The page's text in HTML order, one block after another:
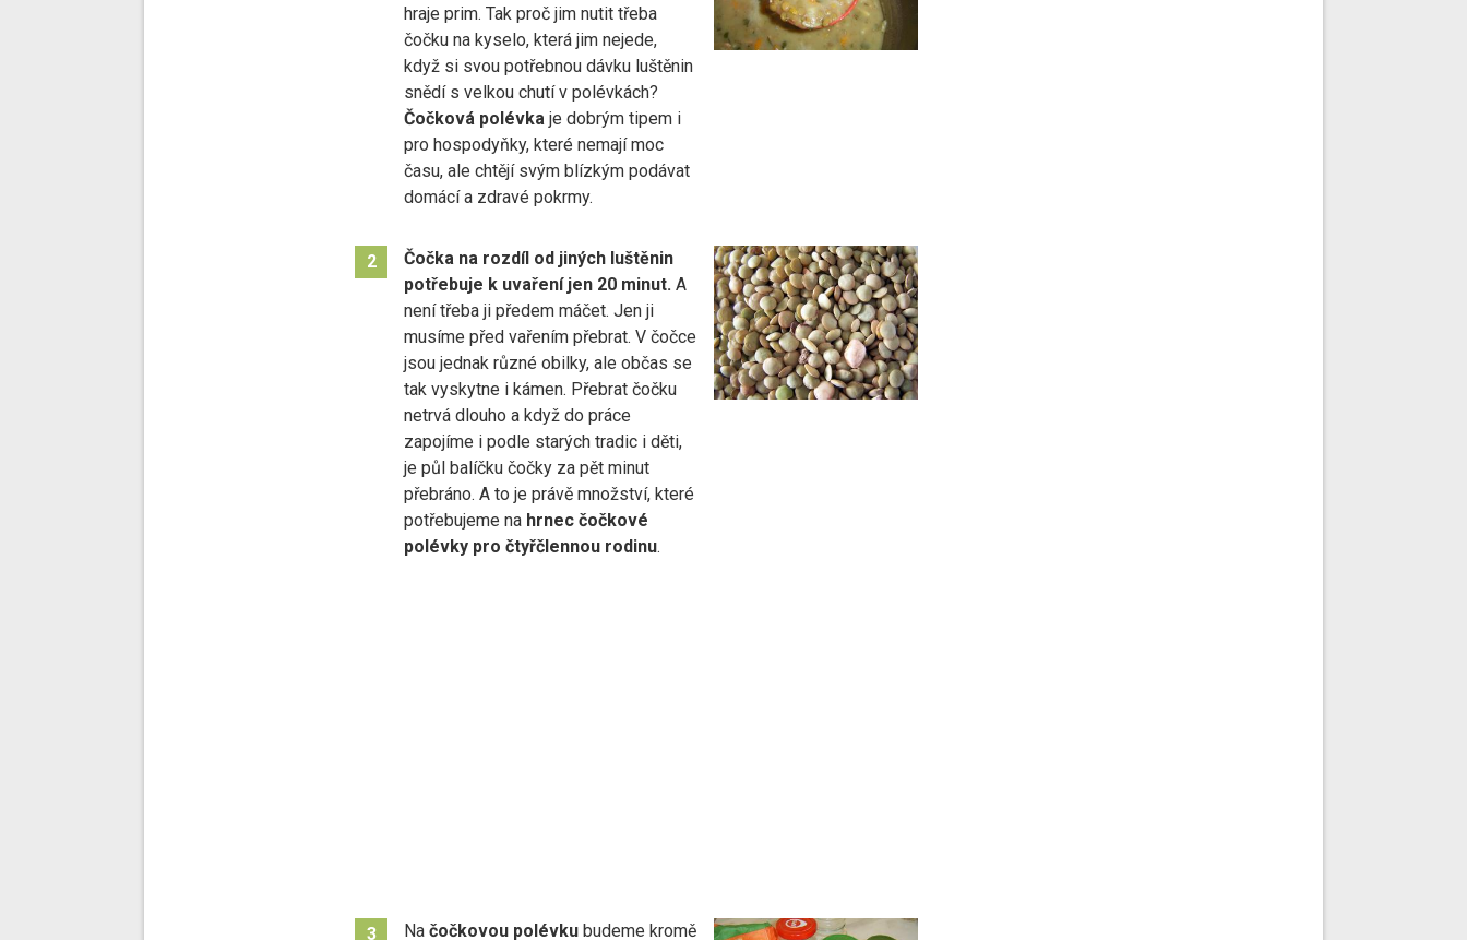
hraje prim. Tak proč jim nutit třeba
čočku na kyselo, která jim nejede,
když si svou potřebnou dávku luštěnin
snědí s velkou chutí v polévkách?
Čočková polévkaje dobrým tipem i
pro hospodyňky, které nemají moc
času, ale chtějí svým blízkým podávat
domácí a zdravé pokrmy.
2
Čočka na rozdíl od jiných luštěnin
potřebuje k uvaření jen 20 minut.A
není třeba ji předem máčet. Jen ji
musíme před vařením přebrat. V čočce
jsou jednak různé obilky, ale občas se
tak vyskytne i kámen. Přebrat čočku
netrvá dlouho a když do práce
zapojíme i podle starých tradic i děti,
je půl balíčku čočky za pět minut
přebráno. A to je právě množství, které
potřebujeme na hrnec čočkové
polévky pro čtyřčlennou rodinu.
3 Na čočkovou polévkubudeme kromě